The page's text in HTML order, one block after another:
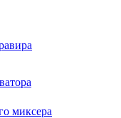
миксера